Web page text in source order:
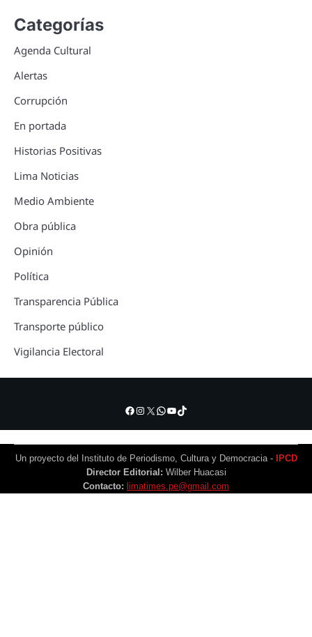
Categorías
Agenda Cultural
Alertas
Corrupción
En portada
Historias Positivas
Lima Noticias
Medio Ambiente
Obra pública
Opinión
Política
Transparencia Pública
Transporte público
Vigilancia Electoral
Facebook
Instagram
X WhatsApp
YouTube
TikTok
Un proyecto del Instituto de Periodismo, Cultura y Democracia - IPCD
Director Editorial: Wilber Huacasi
Contacto: limatimes.pe@gmail.com